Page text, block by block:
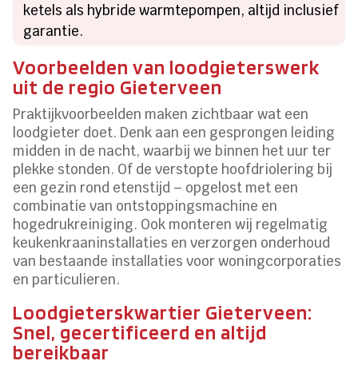
ketels als hybride warmtepompen, altijd inclusief
garantie.
Voorbeelden van loodgieterswerk
uit de regio Gieterveen
Praktijkvoorbeelden maken zichtbaar wat een
loodgieter doet. Denk aan een gesprongen leiding
midden in de nacht, waarbij we binnen het uur ter
plekke stonden. Of de verstopte hoofdriolering bij
een gezin rond etenstijd – opgelost met een
combinatie van ontstoppingsmachine en
hogedrukreiniging. Ook monteren wij regelmatig
keukenkraaninstallaties en verzorgen onderhoud
van bestaande installaties voor woningcorporaties
en particulieren.
Loodgieterskwartier Gieterveen:
Snel, gecertificeerd en altijd
bereikbaar